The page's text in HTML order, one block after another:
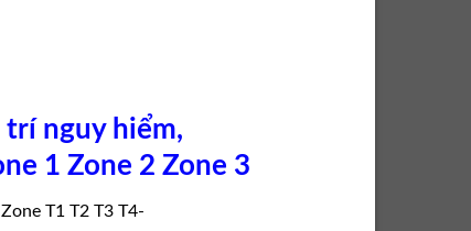
trí nguy hiểm,
1 Zone 2 Zone 3